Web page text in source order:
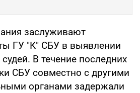
заслуживают
ГУ "К" СБУ в выявлении
В течение последних
СБУ совместно с другими
органами задержали